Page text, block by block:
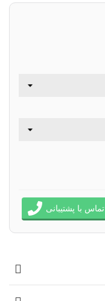
تماس با پشتیبانی